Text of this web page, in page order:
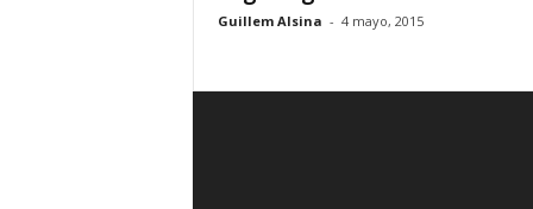
Guillem Alsina - 4 mayo, 2015